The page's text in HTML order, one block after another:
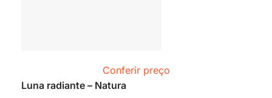
Conferir preço
Luna radiante – Natura